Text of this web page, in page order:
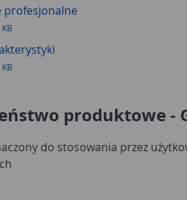
profesjonalne
produktowe -
do stosowania przez